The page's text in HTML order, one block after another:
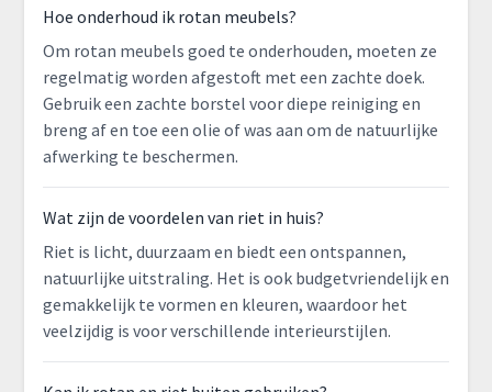
Hoe onderhoud ik rotan meubels?
Om rotan meubels goed te onderhouden, moeten ze
regelmatig worden afgestoft met een zachte doek.
Gebruik een zachte borstel voor diepe reiniging en
breng af en toe een olie of was aan om de natuurlijke
afwerking te beschermen.
Wat zijn de voordelen van riet in huis?
Riet is licht, duurzaam en biedt een ontspannen,
natuurlijke uitstraling. Het is ook budgetvriendelijk en
gemakkelijk te vormen en kleuren, waardoor het
veelzijdig is voor verschillende interieurstijlen.